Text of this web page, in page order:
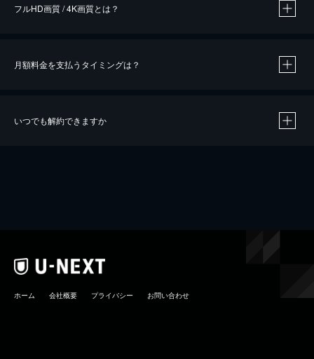
※40％ポイント還元の対象は、クレジットカード決済による作品の購入 / レンタルです。
iOSアプリのUコイン決済による作品の購入 / レンタルは、20％のポイント還元です。
フルHD画質 / 4K画質とは？
月額料金を支払うタイミングは？
いつでも解約できますか
ホーム 会社概要 プライバシー お問い合わせ